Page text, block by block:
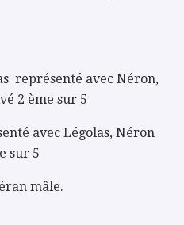
représenté avec Néron,
2 ème sur 5
avec Légolas, Néron
sur 5
mâle.